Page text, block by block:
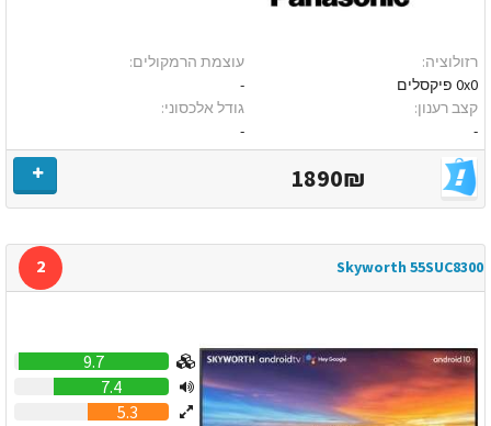
רזולוציה:
0x0 פיקסלים
קצב רענון:
-
עוצמת הרמקולים:
-
גודל אלכסוני:
-
1890₪
Skyworth 55SUC8300
2
9.7
7.4
5.3